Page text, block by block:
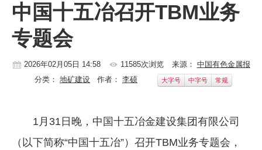
铜镍铅锌
铝
稀有稀土
镁钛
中国十五冶召开TBM业务
专题会
2026年02月05日 14:58 11585次浏览 来源： 中国有色金属报
分类： 地矿建设 作者： 李硕 大字号 中字号 常规
1月31日晚，中国十五冶金建设集团有限公司
（以下简称“中国十五冶”）召开TBM业务专题会，